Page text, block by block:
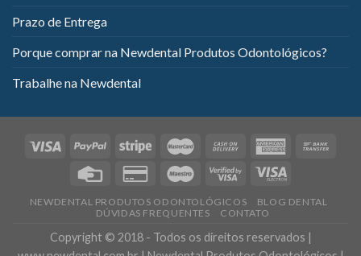
Prazo de Entrega
Porque comprar na Newdental Produtos Odontológicos?
Trabalhe na Newdental
NEWDENTAL PRODUTOS ODONTOLÓGICOS
BLOG DENTAL
DÚVIDAS FREQUENTES
CONTATO
Copyright © 2018 - Todos os direitos reservados |